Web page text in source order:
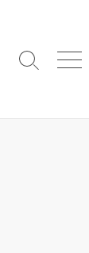
Search